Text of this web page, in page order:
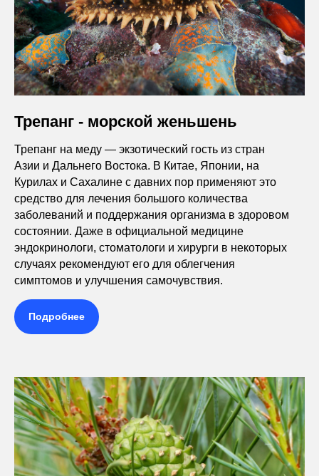
Трепанг - морской женьшень
Трепанг на меду — экзотический гость из стран
Азии и Дальнего Востока. В Китае, Японии, на
Курилах и Сахалине с давних пор применяют это
средство для лечения большого количества
заболеваний и поддержания организма в здоровом
состоянии. Даже в официальной медицине
эндокринологи, стоматологи и хирурги в некоторых
случаях рекомендуют его для облегчения
симптомов и улучшения самочувствия.
Подробнее